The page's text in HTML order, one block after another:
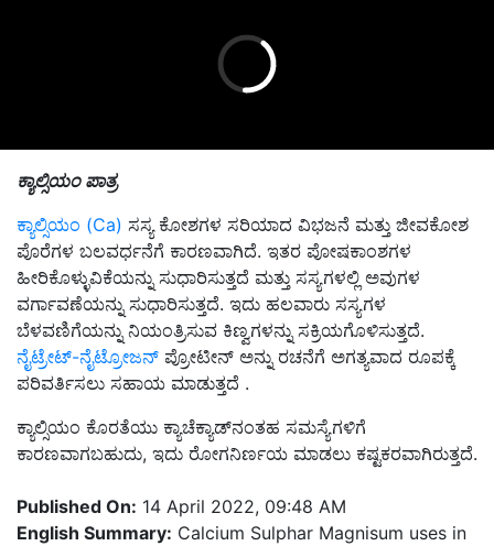
ಕ್ಯಾಲ್ಸಿಯಂ ಪಾತ್ರ
ಕ್ಯಾಲ್ಸಿಯಂ (Ca) ಸಸ್ಯ ಕೋಶಗಳ ಸರಿಯಾದ ವಿಭಜನೆ ಮತ್ತು ಜೀವಕೋಶ
ಪೊರೆಗಳ ಬಲವರ್ಧನೆಗೆ ಕಾರಣವಾಗಿದೆ. ಇತರ ಪೋಷಕಾಂಶಗಳ
ಹೀರಿಕೊಳ್ಳುವಿಕೆಯನ್ನು ಸುಧಾರಿಸುತ್ತದೆ ಮತ್ತು ಸಸ್ಯಗಳಲ್ಲಿ ಅವುಗಳ
ವರ್ಗಾವಣೆಯನ್ನು ಸುಧಾರಿಸುತ್ತದೆ. ಇದು ಹಲವಾರು ಸಸ್ಯಗಳ
ಬೆಳವಣಿಗೆಯನ್ನು ನಿಯಂತ್ರಿಸುವ ಕಿಣ್ವಗಳನ್ನು ಸಕ್ರಿಯಗೊಳಿಸುತ್ತದೆ.
ನೈಟ್ರೇಟ್-ನೈಟ್ರೋಜನ್ ಪ್ರೋಟೀನ್ ಅನ್ನು ರಚನೆಗೆ ಅಗತ್ಯವಾದ ರೂಪಕ್ಕೆ
ಪರಿವರ್ತಿಸಲು ಸಹಾಯ ಮಾಡುತ್ತದೆ .
ಕ್ಯಾಲ್ಸಿಯಂ ಕೊರತೆಯು ಕ್ಯಾಚೆಕ್ಯಾಡ್‌ನಂತಹ ಸಮಸ್ಯೆಗಳಿಗೆ
ಕಾರಣವಾಗಬಹುದು, ಇದು ರೋಗನಿರ್ಣಯ ಮಾಡಲು ಕಷ್ಟಕರವಾಗಿರುತ್ತದೆ.
Published On: 14 April 2022, 09:48 AM
English Summary: Calcium Sulphar Magnisum uses in